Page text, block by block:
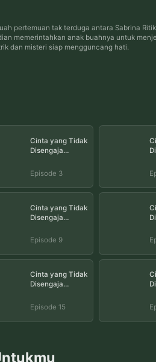
pertemuan tak terduga antara Sabrina
memerintahkan anak buahnya untuk
dan misteri siap mengguncang hati.
Cinta yang Tidak
Disengaja
Episode 3
Cinta yang Tidak
Disengaja
Episode 9
Cinta yang Tidak
Disengaja
Episode 15